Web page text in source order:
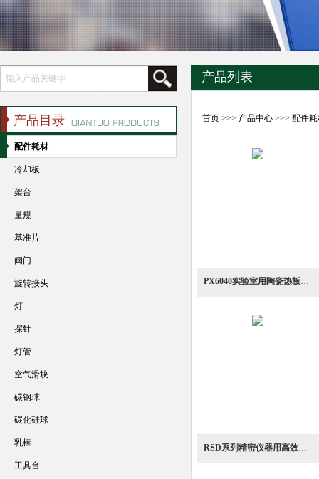
产品列表
首页 >>> 产品中心 >>>配件
PX6040实验室用陶瓷热板高温薄型温度控制加热台
RSD系列精密仪器用高效阻尼减振除振台
产品目录
配件耗材
冷却板
架台
量规
基准片
阀门
旋转接头
灯
探针
灯管
空气滑块
碳钢球
碳化硅球
乳棒
工具台